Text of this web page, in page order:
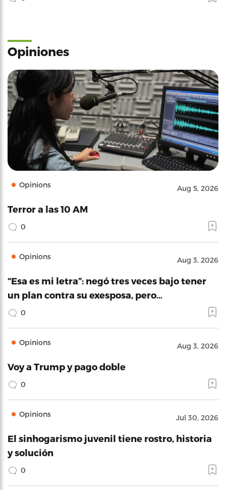
Opiniones
Opinions Aug 5, 2026
Terror a las 10 AM
0
Opinions Aug 3, 2026
“Esa es mi letra”: negó tres veces bajo tener
un plan contra su exesposa, pero…
0
Opinions Aug 3, 2026
Voy a Trump y pago doble
0
Opinions Jul 30, 2026
El sinhogarismo juvenil tiene rostro, historia
y solución
0